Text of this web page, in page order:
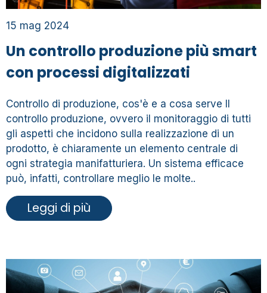
15 mag 2024
Un controllo produzione più smart
con processi digitalizzati
Controllo di produzione, cos'è e a cosa serve Il
controllo produzione, ovvero il monitoraggio di tutti
gli aspetti che incidono sulla realizzazione di un
prodotto, è chiaramente un elemento centrale di
ogni strategia manifatturiera. Un sistema efficace
può, infatti, controllare meglio le molte..
Leggi di più